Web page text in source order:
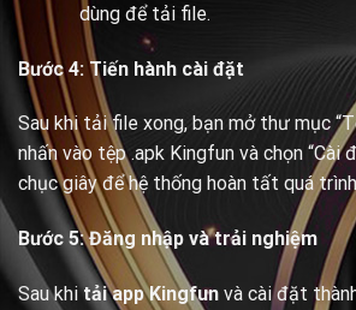
dùng để tải file.
Bước 4: Tiến hành cài đặt
Sau khi tải file xong, bạn mở thư mục
nhấn vào tệp .apk Kingfun và chọn “Cài
chục giây để hệ thống hoàn tất quá
Bước 5: Đăng nhập và trải nghiệm
Sau khitải app Kingfun và cài đặt